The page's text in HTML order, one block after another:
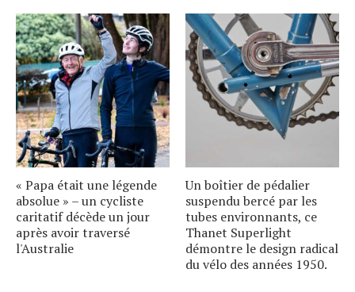
« Papa était une légende
absolue » – un cycliste
caritatif décède un jour
après avoir traversé
l'Australie
Un boîtier de pédalier
suspendu bercé par les
tubes environnants, ce
Thanet Superlight
démontre le design radical
du vélo des années 1950.